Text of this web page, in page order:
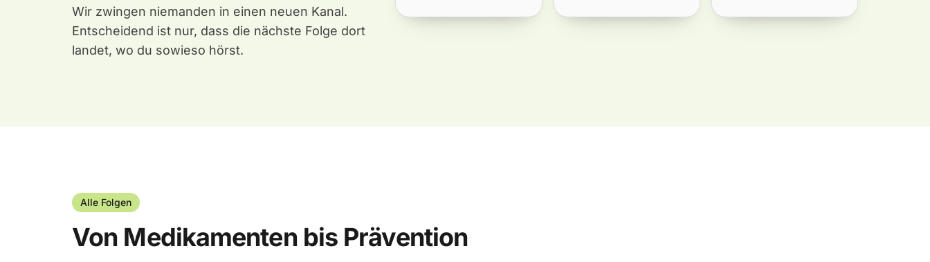
Wir zwingen niemanden in einen neuen Kanal.
Entscheidend ist nur, dass die nächste Folge dort
landet, wo du sowieso hörst.
Alle Folgen
Von Medikamenten bis Prävention